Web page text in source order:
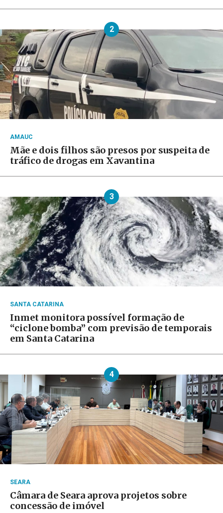
2
AMAUC
Mãe e dois filhos são presos por suspeita de
tráfico de drogas em Xavantina
3
SANTA CATARINA
Inmet monitora possível formação de
“ciclone bomba” com previsão de temporais
em Santa Catarina
4
SEARA
Câmara de Seara aprova projetos sobre
concessão de imóvel